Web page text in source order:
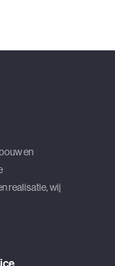
en
realisatie, wij